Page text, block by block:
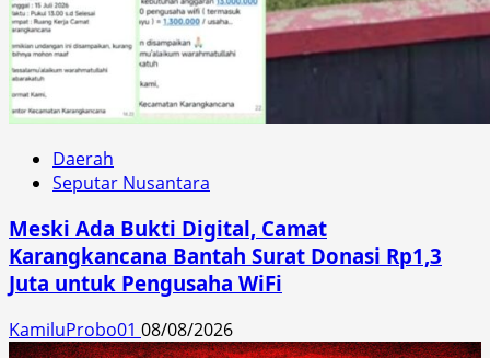
Daerah
Seputar Nusantara
Meski Ada Bukti Digital, Camat
Karangkancana Bantah Surat Donasi Rp1,3
Juta untuk Pengusaha WiFi
KamiluProbo01 08/08/2026